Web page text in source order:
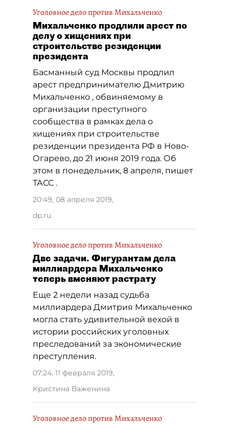
Уголовное дело против Михальченко
Михальченко продлили арест по
делу о хищениях при
строительстве резиденции
президента
Басманный суд Москвы продлил
арест предпринимателю Дмитрию
Михальченко , обвиняемому в
организации преступного
сообщества в рамках дела о
хищениях при строительстве
резиденции президента РФ в Ново-
Огарево, до 21 июня 2019 года. Об
этом в понедельник, 8 апреля, пишет
ТАСС .
20:49, 08 апреля 2019,
dp.ru
Уголовное дело против Михальченко
Две задачи. Фигурантам дела
миллиардера Михальченко
теперь вменяют растрату
Еще 2 недели назад судьба
миллиардера Дмитрия Михальченко
могла стать удивительной вехой в
истории российских уголовных
преследований за экономические
преступления.
07:24, 11 февраля 2019,
Кристина Важенина
Уголовное дело против Михальченко